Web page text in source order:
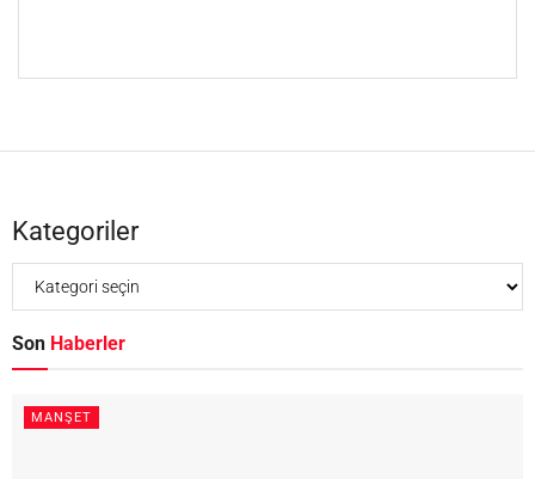
Kategoriler
Son Haberler
MANŞET